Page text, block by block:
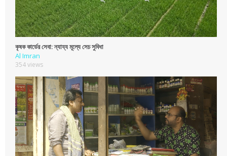
কৃষক কার্ডের সেবা: ন্যায্য মূল্যে সেচ সুবিধা
Al Imran
354 views